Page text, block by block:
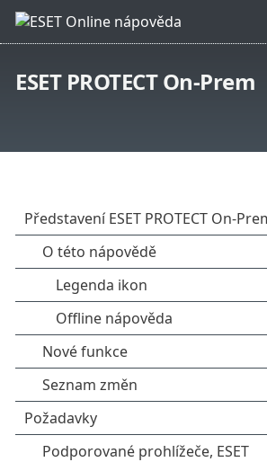
ESET PROTECT On-Prem